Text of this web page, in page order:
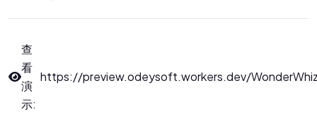
查
看
演
示:
https://preview.odeysoft.workers.dev/